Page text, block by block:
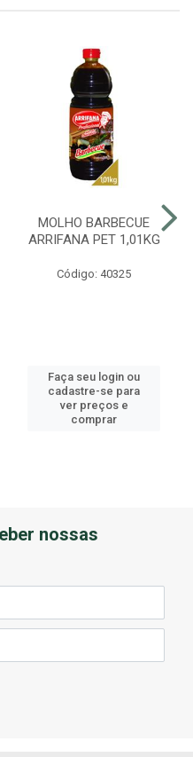
MOLHO BARBECUE
ARRIFANA PET 1,01KG
Código: 40325
Faça seu login ou
cadastre-se para
ver preços e
comprar
nossas